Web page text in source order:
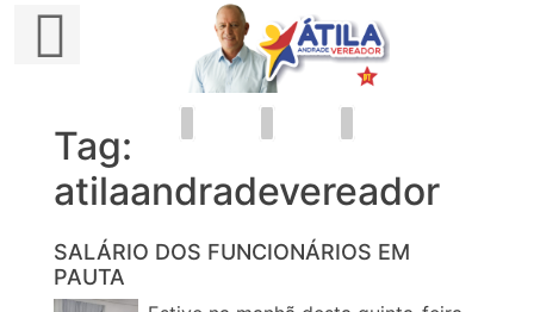
content
Tag:
atilaandradevereador
SALÁRIO DOS FUNCIONÁRIOS EM
PAUTA